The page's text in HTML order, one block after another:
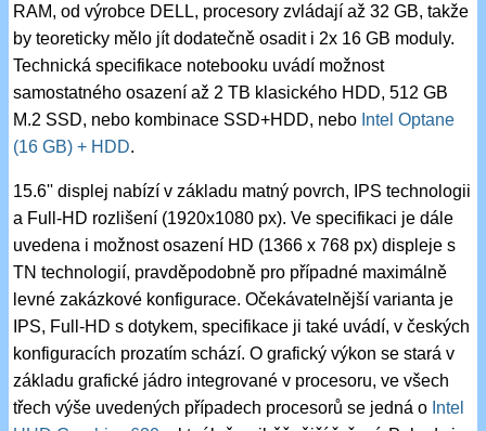
RAM, od výrobce DELL, procesory zvládají až 32 GB, takže
by teoreticky mělo jít dodatečně osadit i 2x 16 GB moduly.
Technická specifikace notebooku uvádí možnost
samostatného osazení až 2 TB klasického HDD, 512 GB
M.2 SSD, nebo kombinace SSD+HDD, nebo Intel Optane
(16 GB) + HDD.
15.6'' displej nabízí v základu matný povrch, IPS technologii
a Full-HD rozlišení (1920x1080 px). Ve specifikaci je dále
uvedena i možnost osazení HD (1366 x 768 px) displeje s
TN technologií, pravděpodobně pro případné maximálně
levné zakázkové konfigurace. Očekávatelnější varianta je
IPS, Full-HD s dotykem, specifikace ji také uvádí, v českých
konfiguracích prozatím schází. O grafický výkon se stará v
základu grafické jádro integrované v procesoru, ve všech
třech výše uvedených případech procesorů se jedná o Intel